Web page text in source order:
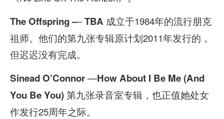
The Offspring ––TBA 成立于1984年的流行朋克
祖师。他们的第九张专辑原计划2011年发行的，
但迟迟没有完成。
Sinead O’Connor—How About I Be Me (And
You Be You)第九张录音室专辑，也正值她处女
作发行25周年之际。